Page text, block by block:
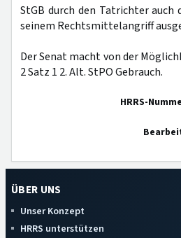
StGB durch den Tatrichter auch
seinem Rechtsmittelangriff
Der Senat macht von der
2 Satz 1 2. Alt. StPO Gebrauch.
HRRS-
ÜBER UNS
Unser Konzept
HRRS unterstützen